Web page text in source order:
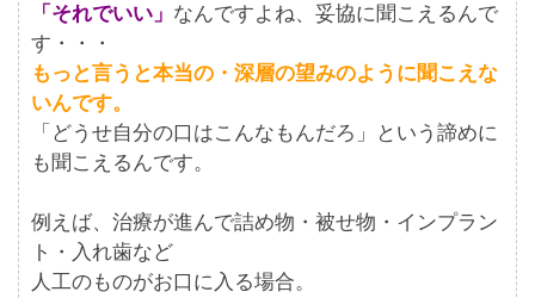
「それでいい」 なんですよね、妥協に聞こえるんで
す・・・
もっと言うと本当の・深層の望みのように聞こえな
いんです。
「どうせ自分の口はこんなもんだろ」という諦めに
も聞こえるんです。
例えば、治療が進んで詰め物・被せ物・インプラン
ト・入れ歯など
人工のものがお口に入る場合。